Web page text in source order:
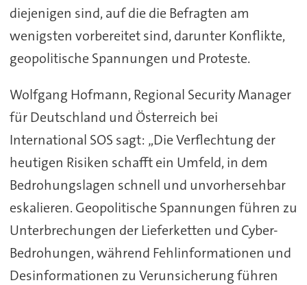
diejenigen sind, auf die die Befragten am
wenigsten vorbereitet sind, darunter Konflikte,
geopolitische Spannungen und Proteste.
Wolfgang Hofmann, Regional Security Manager
für Deutschland und Österreich bei
International SOS sagt: „Die Verflechtung der
heutigen Risiken schafft ein Umfeld, in dem
Bedrohungslagen schnell und unvorhersehbar
eskalieren. Geopolitische Spannungen führen zu
Unterbrechungen der Lieferketten und Cyber-
Bedrohungen, während Fehlinformationen und
Desinformationen zu Verunsicherung führen